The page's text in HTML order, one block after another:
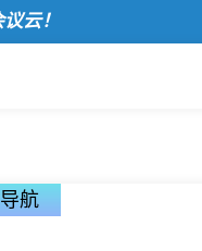
！
航